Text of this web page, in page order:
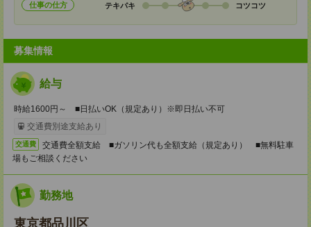
仕事の仕方 テキパキ コツコツ
募集情報
給与
時給1600円～ ■日払いOK（規定あり）※即日払い不可
交通費別途支給あり
交通費
交通費全額支給 ■ガソリン代も全額支給（規定あり） ■無料駐車
場もご相談ください
勤務地
東京都品川区